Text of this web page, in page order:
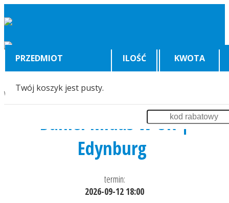
PRZEDMIOT ILOŚĆ KWOTA
Twój koszyk jest pusty.
Wyświetlenia:799
Daniel Midas w UK |
Edynburg
termin:
2026-09-12 18:00